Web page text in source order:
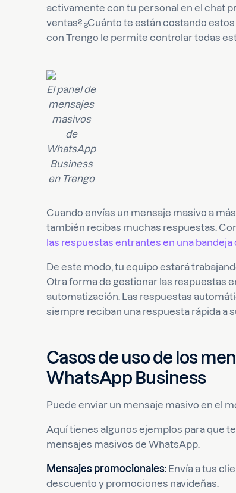
activamente con tu personal en el chat
ventas? ¿Cuánto te están costando
con Trengo le permite controlar todas
El panel de
mensajes
masivos
de
WhatsApp
Business
en Trengo
Cuando envías un mensaje masivo a
también recibas muchas respuestas.
las respuestas entrantes en una
De este modo, tu equipo estará
Otra forma de gestionar las respuestas
automatización. Las respuestas
siempre reciban una respuesta rápida a
Casos de uso de los
WhatsApp Business
Puede enviar un mensaje masivo en el
Aquí tienes algunos ejemplos para que
mensajes masivos de WhatsApp.
Mensajes promocionales: Envía a tus
descuento y promociones navideñas.